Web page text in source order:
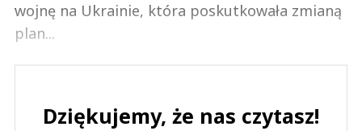
wojnę na Ukrainie, która poskutkowała zmianą
plan...
Dziękujemy, że nas czytasz!